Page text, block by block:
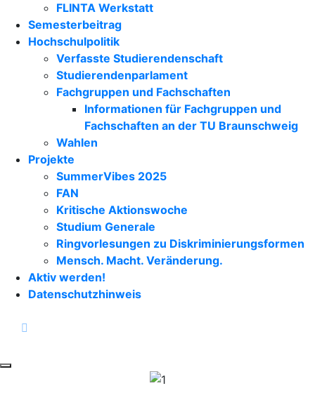
FLINTA Werkstatt
Semesterbeitrag
Hochschulpolitik
Verfasste Studierendenschaft
Studierendenparlament
Fachgruppen und Fachschaften
Informationen für Fachgruppen und
Fachschaften an der TU Braunschweig
Wahlen
Projekte
SummerVibes 2025
FAN
Kritische Aktionswoche
Studium Generale
Ringvorlesungen zu Diskriminierungsformen
Mensch. Macht. Veränderung.
Aktiv werden!
Datenschutzhinweis
facebook